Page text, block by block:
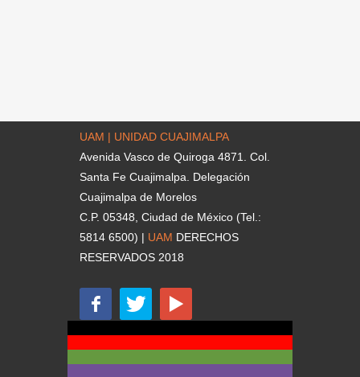
UAM | UNIDAD CUAJIMALPA
Avenida Vasco de Quiroga 4871. Col.
Santa Fe Cuajimalpa. Delegación
Cuajimalpa de Morelos
C.P. 05348, Ciudad de México (Tel.:
5814 6500) | UAM DERECHOS
RESERVADOS 2018